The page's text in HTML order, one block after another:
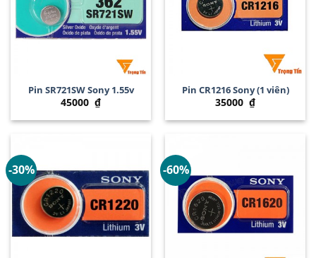
Pin SR721SW Sony 1.55v
45000 ₫
Pin CR1216 Sony (1 viên)
35000 ₫
-30% -60%